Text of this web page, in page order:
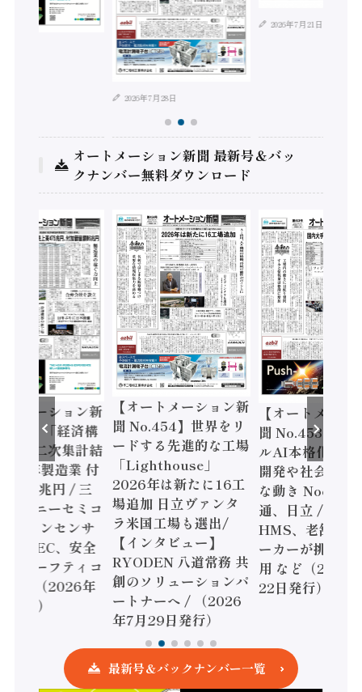
2026年7月28日
2026年7月21日
オートメーション新聞 最新号＆バッ
クナンバー無料ダウンロード
トメーション新
】「経済構
調査二次集計結
年製造業 付
額86兆円 / 三
とソニーセミコ
ジョンセンサ
/ IDEC、安全
すセーフティコ
ーラ（2026年
発行）
【オートメーション新
聞 No.454】世界をリ
ードする先進的な工場
「Lighthouse」
2026年は新たに16工
場追加 日立ヴァンタ
ラ米国工場も選出/
【インタビュー】
RYODEN 八道常務 共
創のソリューションパ
ートナーへ / （2026
年7月29日発行）
【オートメーシ
聞 No.453】フ
ルAI本格化へ
開発や社会実装
な動き Noetra
通、日立 / 兵神
HMS、老舗ポ
ーカーが挑むデ
用 など（2026
22日発行）
最新号＆バックナンバー一覧